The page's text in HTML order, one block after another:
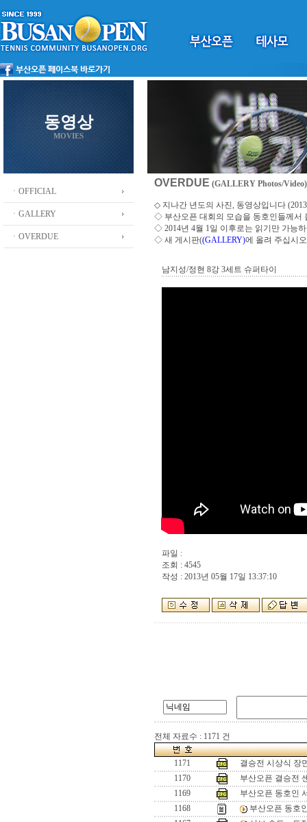
동영상
MOVIES
ㆍOFFICIAL
ㆍGALLERY
ㆍOVERDUE
OVERDUE (GALLERY Photos/Video)
◇ 지나간 년도의 사진, 동영상입니다
◇ 부산오픈 대회의 모습을 동호인들께서
◇ 2014년 4월 1일 이후로는 읽기만 가능
◇ 새 게시판((GALLERY)에 올려 주십시오
남지성/정현 8강 3세트 슈퍼타이
파일 :
조회 : 4545
작성 : 2013년 05월 17일 13:37:10
전체 자료수 : 1171 건
1171
결승전 시상식 장
1170
부산오픈 결승전
1169
부산오픈 동호인
1168
부산오픈 동호